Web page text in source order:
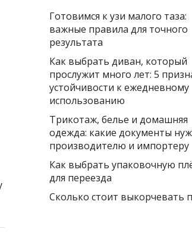
Готовимся к узи малого таза:
важные правила для точного
результата
Как выбрать диван, который
прослужит много лет: 5
устойчивости к ежедневному
использованию
Трикотаж, белье и домашняя
одежда: какие документы
производителю и импортеру
Как выбрать упаковочную
для переезда
Сколько стоит выкорчевать